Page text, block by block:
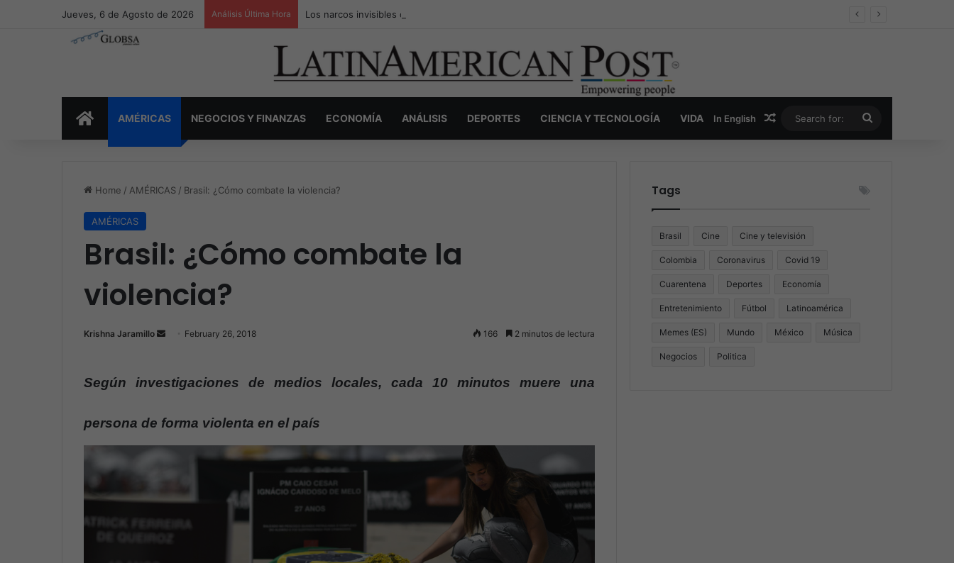
Jueves, 6 de Agosto de 2026 Análisis Última Hora Los narcos invisibles de Colombia: la guerra secreta por la verdad, el poder y la nueva economía de la droga
INICIOAMÉRICAS NEGOCIOS Y FINANZAS ECONOMÍA ANÁLISIS DEPORTES CIENCIA Y TECNOLOGÍA VIDA In English Random Article
for:
Home / AMÉRICAS / Brasil: ¿Cómo combate la violencia?
AMÉRICAS
Brasil: ¿Cómo combate la
violencia?
Krishna Jaramillo
d
n
l
February 26, 2018 166 2 minutos de lectura
Según investigaciones de medios locales, cada 10 minutos muere una
persona de forma violenta en el país
Tags
Brasil Cine Cine y televisión
Colombia Coronavirus Covid 19
Cuarentena Deportes Economía
Entretenimiento Fútbol Latinoamérica
Memes (ES) Mundo México Música
Negocios Politica